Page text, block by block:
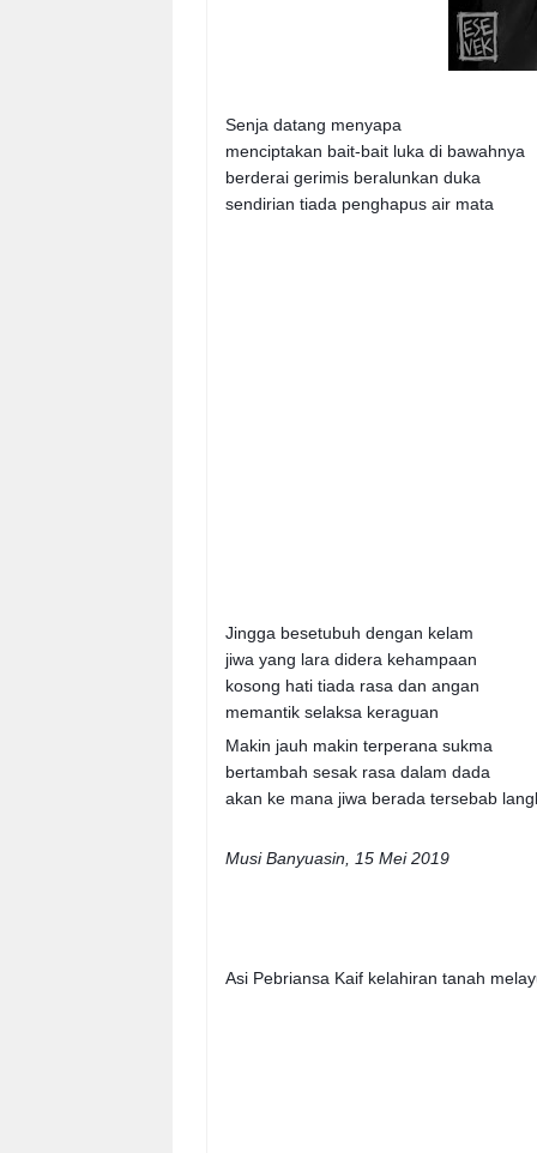
Senja datang menyapa
menciptakan bait-bait luka di bawahnya
berderai gerimis beralunkan duka
sendirian tiada penghapus air mata
Jingga besetubuh dengan kelam
jiwa yang lara didera kehampaan
kosong hati tiada rasa dan angan
memantik selaksa keraguan
Makin jauh makin terperana sukma
bertambah sesak rasa dalam dada
akan ke mana jiwa berada tersebab
Musi Banyuasin, 15 Mei 2019
Asi Pebriansa Kaif kelahiran tanah